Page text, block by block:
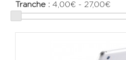
Tranche : 4,00€ - 27,00€